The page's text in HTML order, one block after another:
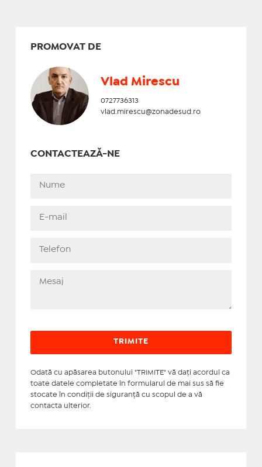
PROMOVAT DE
Vlad Mirescu
0727736313
vlad.mirescu@zonadesud.ro
CONTACTEAZĂ-NE
Odată cu apăsarea butonului "TRIMITE" vă daţi acordul ca
toate datele completate în formularul de mai sus să fie
stocate în condiţii de siguranţă cu scopul de a vă
contacta ulterior.